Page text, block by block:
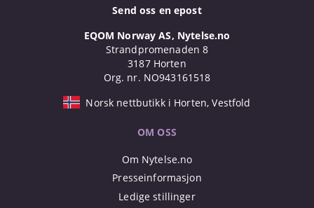
Send oss en epost
EQOM Norway AS, Nytelse.no
Strandpromenaden 8
3187 Horten
Org. nr. NO943161518
Norsk nettbutikk i Horten, Vestfold
OM OSS
Om Nytelse.no
Presseinformasjon
Ledige stillinger